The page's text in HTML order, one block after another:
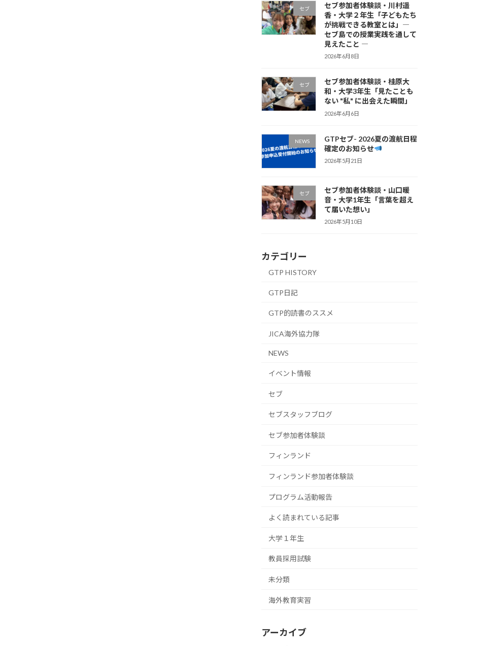
セブ
セブ参加者体験談・川村遥
香・大学２年生「子どもたち
が挑戦できる教室とは」―
セブ島での授業実践を通して
見えたこと ―
2026年6月8日
セブ
セブ参加者体験談・桂原大
和・大学3年生「見たことも
ない "私" に出会えた瞬間」
2026年6月6日
NEWS
GTPセブ- 2026夏の渡航日程
確定のお知らせ
2026年5月21日
セブ
セブ参加者体験談・山口暖
音・大学1年生「言葉を超え
て届いた想い」
2026年5月10日
カテゴリー
GTP HISTORY
GTP日記
GTP的読書のススメ
JICA海外協力隊
NEWS
イベント情報
セブ
セブスタッフブログ
セブ参加者体験談
フィンランド
フィンランド参加者体験談
プログラム活動報告
よく読まれている記事
大学１年生
教員採用試験
未分類
海外教育実習
アーカイブ